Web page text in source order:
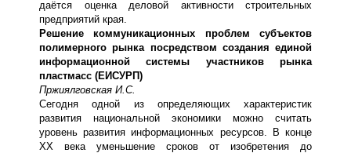
даётся оценка деловой активности строительных
предприятий края.
Решение коммуникационных проблем субъектов
полимерного рынка посредством создания единой
информационной системы участников рынка
пластмасс (ЕИСУРП)
Пржиялговская И.С.
Сегодня одной из определяющих характеристик
развития национальной экономики можно считать
уровень развития информационных ресурсов. В конце
ХХ века уменьшение сроков от изобретения до